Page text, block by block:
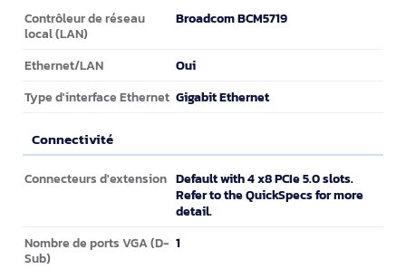
Réseau
Contrôleur de réseau
local (LAN)
Broadcom BCM5719
Ethernet/LAN Oui
Type d'interface Ethernet Gigabit Ethernet
Connectivité
Connectivité
Connecteurs d'extension Default with 4 x8 PCIe 5.0 slots.
Refer to the QuickSpecs for more
detail.
Nombre de ports VGA (D-
Sub)
1